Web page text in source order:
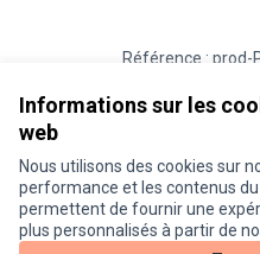
Informations sur les
web
Nous utilisons des cookies sur
performance et les contenus
permettent de fournir une
plus personnalisés à partir de
Référence : prod-
Vérifiez
Conditions d'utilisation
Paramètres des cookies
Je participe ! sur X
Je participe ! sur Facebook
Je participe ! sur